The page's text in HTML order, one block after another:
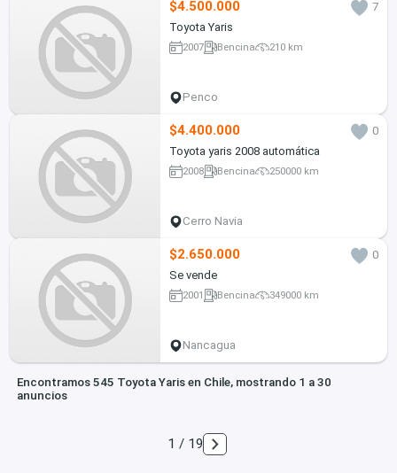
$4.500.000
7
Toyota Yaris
2007 Bencina 210 km
Penco
$4.400.000
0
Toyota yaris 2008 automática
2008 Bencina 250000 km
Cerro Navia
$2.650.000
0
Se vende
2001 Bencina 349000 km
Nancagua
Encontramos 545 Toyota Yaris en Chile, mostrando 1 a 30
anuncios
1 / 19